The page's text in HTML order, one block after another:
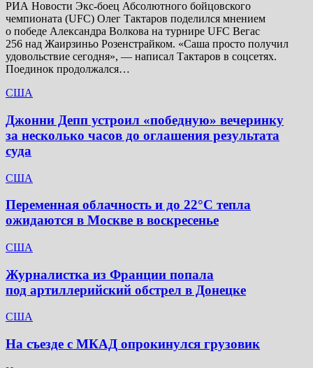
РИА Новости Экс-боец Абсолютного бойцовского
чемпионата (UFC) Олег Тактаров поделился мнением
о победе Александра Волкова на турнире UFC Вегас
256 над Жаирзиньо Розенстрайком. «Саша просто получил
удовольствие сегодня», — написал Тактаров в соцсетях.
Поединок продолжался…
США
Джонни Депп устроил «победную» вечеринку
за несколько часов до оглашения результата
суда
США
Переменная облачность и до 22°C тепла
ожидаются в Москве в воскресенье
США
Журналистка из Франции попала
под артиллерийский обстрел в Донецке
США
На съезде с МКАД опрокинулся грузовик